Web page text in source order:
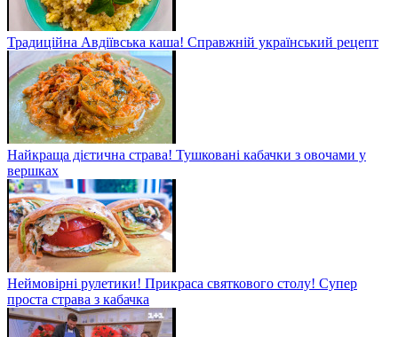
Традиційна Авдіївська каша! Справжній український рецепт
Найкраща дієтична страва! Тушковані кабачки з овочами у
вершках
Неймовірні рулетики! Прикраса святкового столу! Супер
проста страва з кабачка